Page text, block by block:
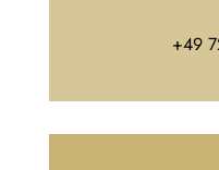
+49